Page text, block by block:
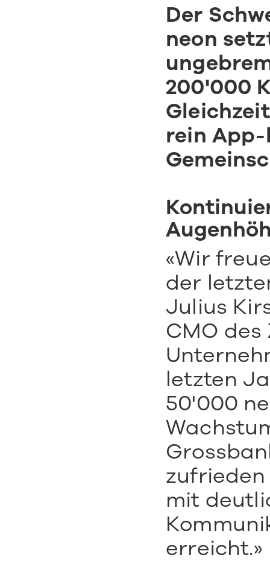
Der
neon
200'000
rein
«Wir
der
Julius
CMO
letzten
50'000
mit
erreicht.»